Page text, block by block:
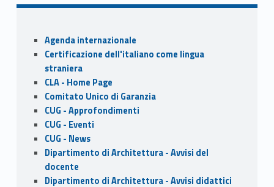
n
Sidebar
Agenda internazionale
Certificazione dell'italiano come lingua
straniera
CLA - Home Page
Comitato Unico di Garanzia
CUG - Approfondimenti
CUG - Eventi
CUG - News
Dipartimento di Architettura - Avvisi del
docente
Dipartimento di Architettura - Avvisi didattici